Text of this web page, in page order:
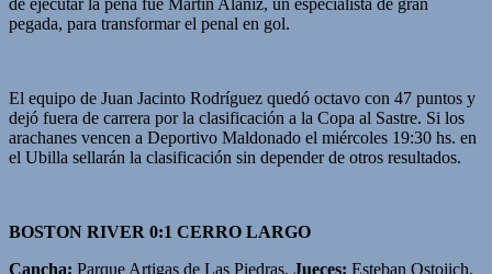
de ejecutar la pena fue Martín Alaniz, un especialista de gran
pegada, para transformar el penal en gol.
El equipo de Juan Jacinto Rodríguez quedó octavo con 47 puntos y
dejó fuera de carrera por la clasificación a la Copa al Sastre. Si los
arachanes vencen a Deportivo Maldonado el miércoles 19:30 hs. en
el Ubilla sellarán la clasificación sin depender de otros resultados.
BOSTON RIVER 0:1 CERRO LARGO
Cancha: Parque Artigas de Las Piedras. Jueces: Esteban Ostojich,